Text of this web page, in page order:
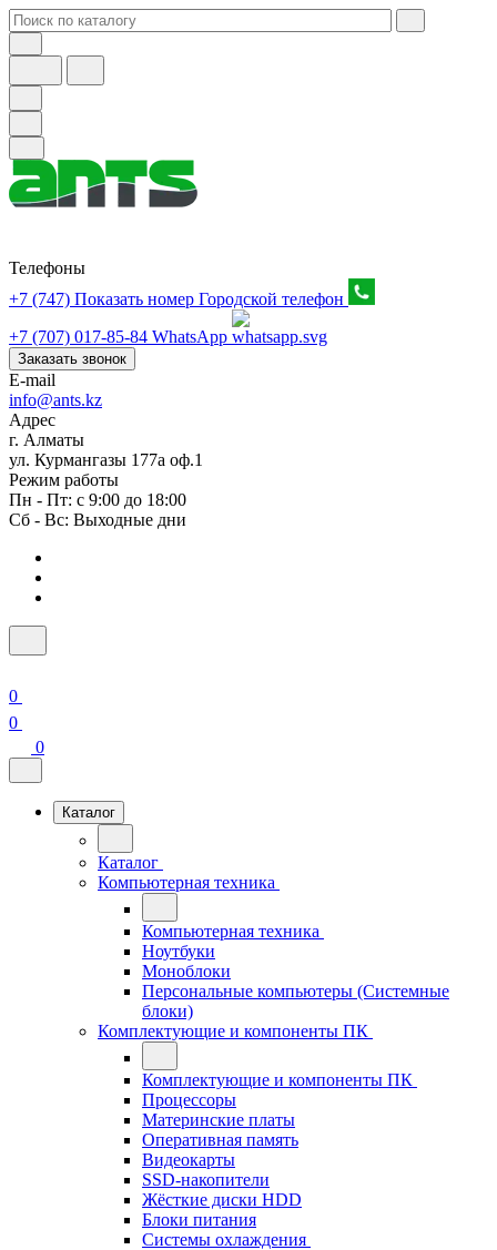
Телефоны
+7 (747) Показать номер Городской телефон
+7 (707) 017-85-84 WhatsApp
Заказать звонок
E-mail
info@ants.kz
Адрес
г. Алматы
ул. Курмангазы 177а оф.1
Режим работы
Пн - Пт: с 9:00 до 18:00
Сб - Вс: Выходные дни
0
0
0
Каталог
Каталог
Компьютерная техника
Компьютерная техника
Ноутбуки
Моноблоки
Персональные компьютеры (Системные
блоки)
Комплектующие и компоненты ПК
Комплектующие и компоненты ПК
Процессоры
Материнские платы
Оперативная память
Видеокарты
SSD-накопители
Жёсткие диски HDD
Блоки питания
Системы охлаждения